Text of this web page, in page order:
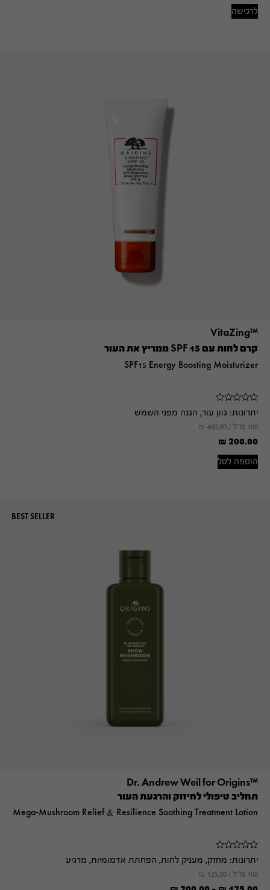
לרכישה
™VitaZing
קרם לחות עם SPF 15 ממריץ את העור
SPF15 Energy Boosting Moisturizer
יתרונות: גוון עור, הגנה מפני השמש
100 מ"ל / ₪ 400.00
₪ 200.00
הוספה לסל
BEST SELLER
™Dr. Andrew Weil for Origins
תחליב טיפולי לחיזוק והרגעת העור
Mega-Mushroom Relief & Resilience Soothing Treatment Lotion
יתרונות: מחזק, מעניק לחות, הפחתת אדמומיות, מרגיע
100 מ"ל / ₪ 125.00